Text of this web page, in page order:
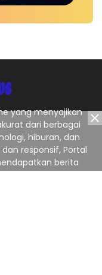
yang menyajikan
dari berbagai
hiburan, dan
responsif, Portal
berita
dan jelas. Tagline: